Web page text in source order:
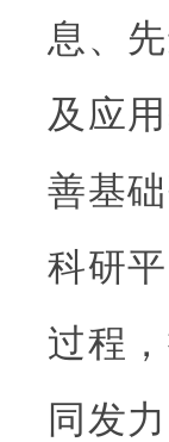
息、
及应
善基
科研
过程
同发